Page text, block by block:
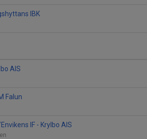
IBK
AIS
Falun
IF - Krylbo AIS